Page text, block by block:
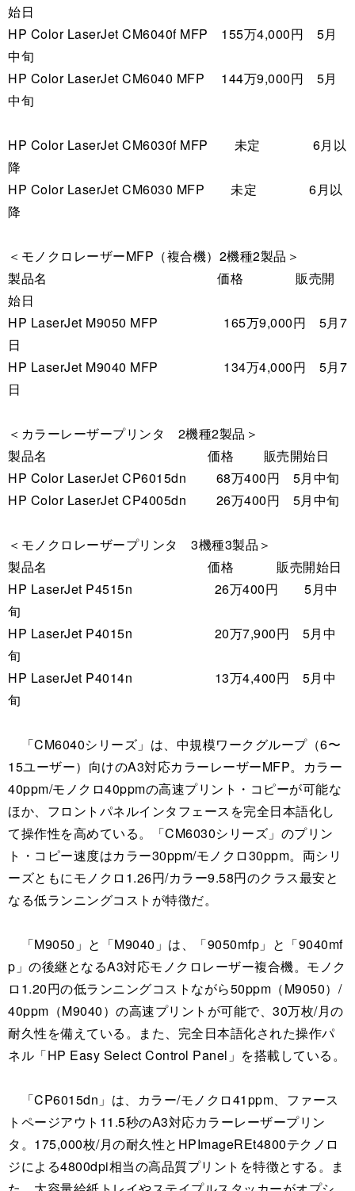
始日
HP Color LaserJet CM6040f MFP 155万4,000円 5月
中旬
HP Color LaserJet CM6040 MFP 144万9,000円 5月
中旬
HP Color LaserJet CM6030f MFP 未定 6月以
降
HP Color LaserJet CM6030 MFP 未定 6月以
降
＜モノクロレーザーMFP（複合機）2機種2製品＞
製品名 価格 販売開
始日
HP LaserJet M9050 MFP 165万9,000円 5月7
日
HP LaserJet M9040 MFP 134万4,000円 5月7
日
＜カラーレーザープリンタ 2機種2製品＞
製品名 価格 販売開始日
HP Color LaserJet CP6015dn 68万400円 5月中旬
HP Color LaserJet CP4005dn 26万400円 5月中旬
＜モノクロレーザープリンタ 3機種3製品＞
製品名 価格 販売開始日
HP LaserJet P4515n 26万400円 5月中
旬
HP LaserJet P4015n 20万7,900円 5月中
旬
HP LaserJet P4014n 13万4,400円 5月中
旬
「CM6040シリーズ」は、中規模ワークグループ（6〜
15ユーザー）向けのA3対応カラーレーザーMFP。カラー
40ppm/モノクロ40ppmの高速プリント・コピーが可能な
ほか、フロントパネルインタフェースを完全日本語化し
て操作性を高めている。「CM6030シリーズ」のプリン
ト・コピー速度はカラー30ppm/モノクロ30ppm。両シリ
ーズともにモノクロ1.26円/カラー9.58円のクラス最安と
なる低ランニングコストが特徴だ。
「M9050」と「M9040」は、「9050mfp」と「9040mf
p」の後継となるA3対応モノクロレーザー複合機。モノク
ロ1.20円の低ランニングコストながら50ppm（M9050）/
40ppm（M9040）の高速プリントが可能で、30万枚/月の
耐久性を備えている。また、完全日本語化された操作パ
ネル「HP Easy Select Control Panel」を搭載している。
「CP6015dn」は、カラー/モノクロ41ppm、ファース
トページアウト11.5秒のA3対応カラーレーザープリン
タ。175,000枚/月の耐久性とHPImageREt4800テクノロ
ジによる4800dpi相当の高品質プリントを特徴とする。ま